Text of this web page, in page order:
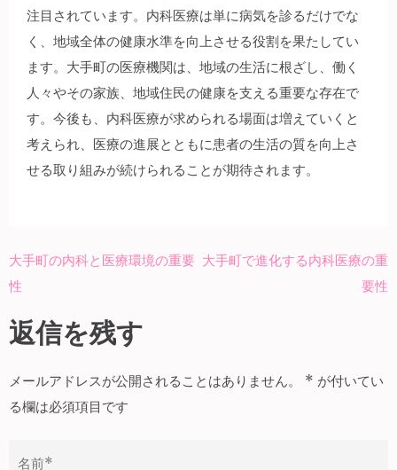
注目されています。内科医療は単に病気を診るだけでな
く、地域全体の健康水準を向上させる役割を果たしてい
ます。大手町の医療機関は、地域の生活に根ざし、働く
人々やその家族、地域住民の健康を支える重要な存在で
す。今後も、内科医療が求められる場面は増えていくと
考えられ、医療の進展とともに患者の生活の質を向上さ
せる取り組みが続けられることが期待されます。
投
ナ
ビ
ゲ
ー
ョ
大手町の内科と医療環境の重要
性
大手町で進化する内科医療の重
要性
返信を残す
メールアドレスが公開されることはありません。 * が付いてい
る欄は必須項目です